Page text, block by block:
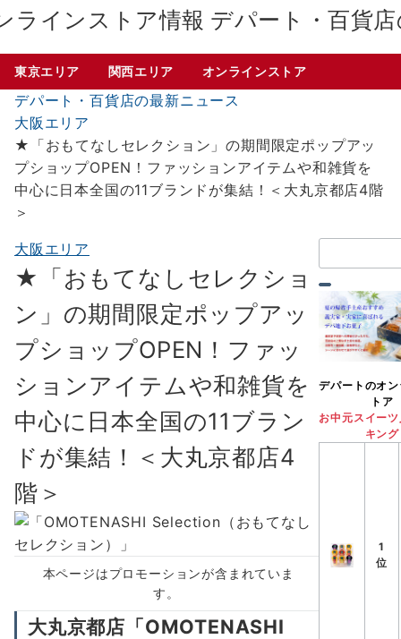
デパート・百貨
東京エリア 関西エリア オンラインストア
デパート・百貨店の最新ニュース
大阪エリア
★「おもてなしセレクション」の期間限定ポップアッ
プショップOPEN！ファッションアイテムや和雑貨を
中心に日本全国の11ブランドが集結！＜大丸京都店4階
＞
大阪エリア
★「おもてなしセレクショ
ン」の期間限定ポップアッ
プショップOPEN！ファッ
ションアイテムや和雑貨を
中心に日本全国の11ブラン
ドが集結！＜大丸京都店4
階＞
本ページはプロモーションが含まれていま
す。
大丸京都店 「OMOTENASHI
索：
デパートのオ
トア
お中元スイー
キング
1
位